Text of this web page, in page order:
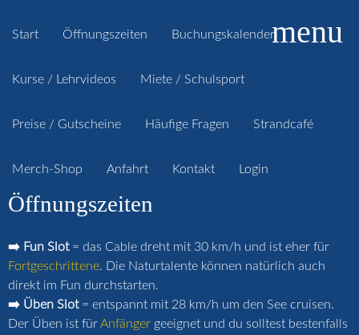
Start Öffnungszeiten Buchungskalender
Kurse / Lehrvideos Miete / Schulsport
Preise / Gutscheine Häufige Fragen Strandcafé
Merch-Shop Anfahrt Kontakt Login
menu
Öffnungszeiten
➡️ Fun Slot= das Cable dreht mit 30 km/h und ist eher für
Fortgeschrittene. Die Naturtalente können natürlich auch
direkt im Fun durchstarten.
➡️ Üben Slot= entspannt mit 28 km/h um den See cruisen.
Der Üben ist fürAnfänger geeignet und du solltest bestenfalls